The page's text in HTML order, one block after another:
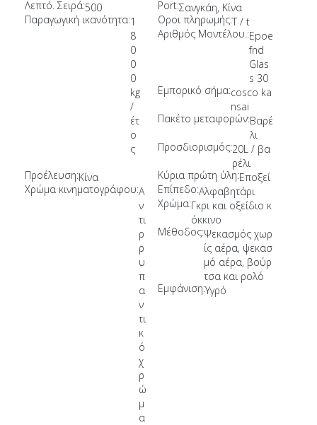
Λεπτό. Σειρά:500 Port:Σανγκάη, Κίνα
Παραγωγική ικανότητα:1
8
0
0
0
kg
/
έτ
ο
ς
Οροι πληρωμής:T / t
Αριθμός Μοντέλου.:Epoe
fnd
Glas
s 30
Εμπορικό σήμα:cosco ka
nsai
Πακέτο μεταφορών:Βαρέ
λι
Προσδιορισμός:20L / βα
ρέλι
Προέλευση:Κίνα Κύρια πρώτη ύλη:Εποξεί
Χρώμα κινηματογράφου:Α
ν
τι
ρ
ρ
υ
π
α
ν
τι
κ
ό
χ
ρ
ώ
μ
α
Επίπεδο:Αλφαβητάρι
Χρώμα:Γκρι και οξείδιο κ
όκκινο
Μέθοδος:Ψεκασμός χωρ
ίς αέρα, ψεκασ
μό αέρα, βούρ
τσα και ρολό
Εμφάνιση:Υγρό